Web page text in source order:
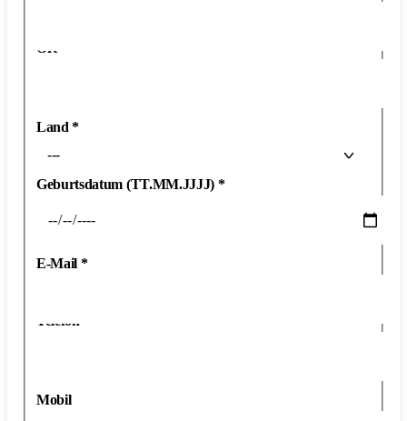
Ort
Land*
---
Geburtsdatum (TT.MM.JJJJ) *
E-Mail *
Telefon
Mobil